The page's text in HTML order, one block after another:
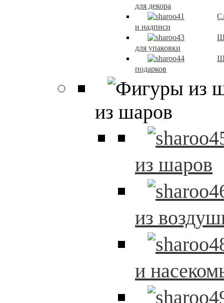
для декора
и надписи
для упаковки
подарков
из шаров
из шаров
из
и